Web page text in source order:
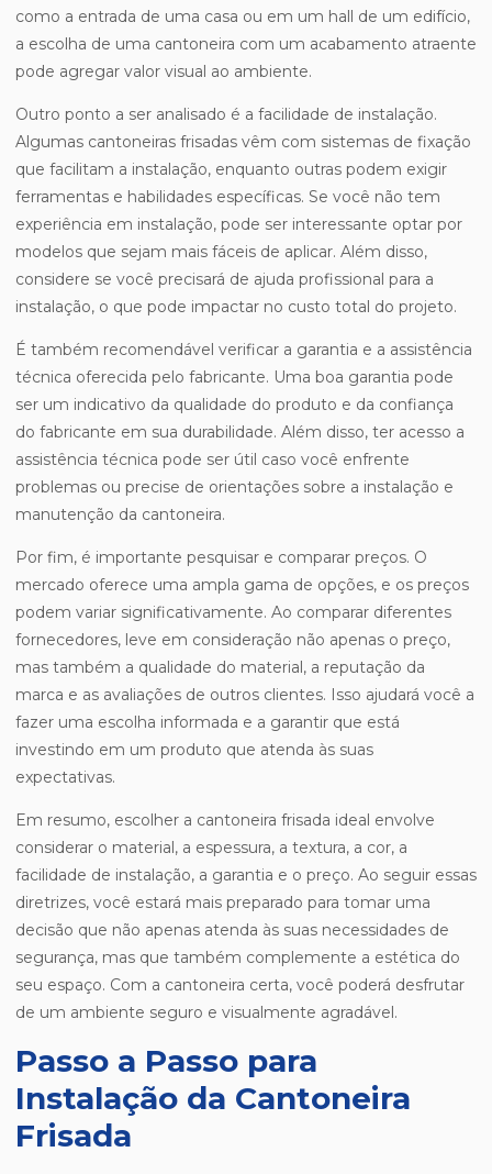
como a entrada de uma casa ou em um hall de um edifício,
a escolha de uma cantoneira com um acabamento atraente
pode agregar valor visual ao ambiente.
Outro ponto a ser analisado é a facilidade de instalação.
Algumas cantoneiras frisadas vêm com sistemas de fixação
que facilitam a instalação, enquanto outras podem exigir
ferramentas e habilidades específicas. Se você não tem
experiência em instalação, pode ser interessante optar por
modelos que sejam mais fáceis de aplicar. Além disso,
considere se você precisará de ajuda profissional para a
instalação, o que pode impactar no custo total do projeto.
É também recomendável verificar a garantia e a assistência
técnica oferecida pelo fabricante. Uma boa garantia pode
ser um indicativo da qualidade do produto e da confiança
do fabricante em sua durabilidade. Além disso, ter acesso a
assistência técnica pode ser útil caso você enfrente
problemas ou precise de orientações sobre a instalação e
manutenção da cantoneira.
Por fim, é importante pesquisar e comparar preços. O
mercado oferece uma ampla gama de opções, e os preços
podem variar significativamente. Ao comparar diferentes
fornecedores, leve em consideração não apenas o preço,
mas também a qualidade do material, a reputação da
marca e as avaliações de outros clientes. Isso ajudará você a
fazer uma escolha informada e a garantir que está
investindo em um produto que atenda às suas
expectativas.
Em resumo, escolher a cantoneira frisada ideal envolve
considerar o material, a espessura, a textura, a cor, a
facilidade de instalação, a garantia e o preço. Ao seguir essas
diretrizes, você estará mais preparado para tomar uma
decisão que não apenas atenda às suas necessidades de
segurança, mas que também complemente a estética do
seu espaço. Com a cantoneira certa, você poderá desfrutar
de um ambiente seguro e visualmente agradável.
Passo a Passo para
Instalação da Cantoneira
Frisada